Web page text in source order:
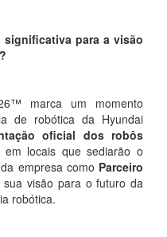
para a visão
marca um momento
de robótica da Hyundai
oficial dos robôs
em locais que sediarão o
empresa como Parceiro
visão para o futuro da
robótica.